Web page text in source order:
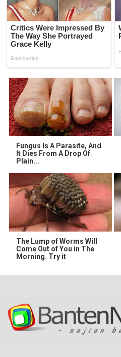
Fungus Is A Parasite, And
It Dies From A Drop Of
Plain...
The Lump of Worms Will
Come Out of You in The
Morning. Try it